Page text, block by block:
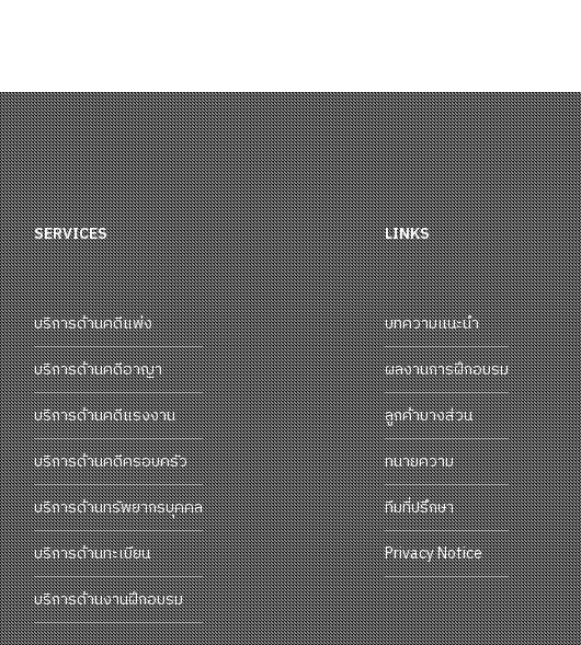
SERVICES
บริการด้านคดีแพ่ง
บริการด้านคดีอาญา
บริการด้านคดีแรงงาน
บริการด้านคดีครอบครัว
บริการด้านทรัพยากรบุคคล
บริการด้านทะเบียน
บริการด้านงานฝึกอบรม
LINKS
บทความแนะนำ
ผลงานการฝึกอบรม
ลูกค้าบางส่วน
ทนายความ
ทีมที่ปรึกษา
Privacy Notice